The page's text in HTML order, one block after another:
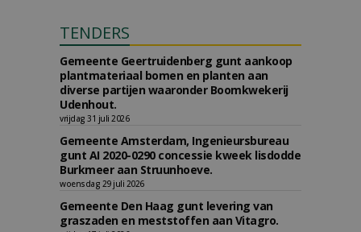
TENDERS
Gemeente Geertruidenberg gunt aankoop
plantmateriaal bomen en planten aan
diverse partijen waaronder Boomkwekerij
Udenhout.
vrijdag 31 juli 2026
Gemeente Amsterdam, Ingenieursbureau
gunt AI 2020-0290 concessie kweek lisdodde
Burkmeer aan Struunhoeve.
woensdag 29 juli 2026
Gemeente Den Haag gunt levering van
graszaden en meststoffen aan Vitagro.